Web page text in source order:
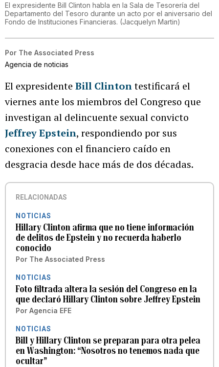
El expresidente Bill Clinton habla en la Sala de Tesorería del
Departamento del Tesoro durante un acto por el aniversario del
Fondo de Instituciones Financieras. (Jacquelyn Martin)
Por The Associated Press
Agencia de noticias
El expresidente Bill Clintontestificará el
viernes ante los miembros del Congreso que
investigan al delincuente sexual convicto
Jeffrey Epstein, respondiendo por sus
conexiones con el financiero caído en
desgracia desde hace más de dos décadas.
RELACIONADAS
NOTICIAS
Hillary Clinton afirma que no tiene información
de delitos de Epstein y no recuerda haberlo
conocido
Por The Associated Press
NOTICIAS
Foto filtrada altera la sesión del Congreso en la
que declaró Hillary Clinton sobre Jeffrey Epstein
Por Agencia EFE
NOTICIAS
Bill y Hillary Clinton se preparan para otra pelea
en Washington: “Nosotros no tenemos nada que
ocultar”